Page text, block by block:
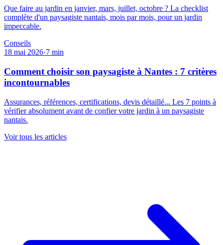
Que faire au jardin en janvier, mars, juillet, octobre ? La checklist
complète d'un paysagiste nantais, mois par mois, pour un jardin
impeccable.
Conseils
18 mai 2026·7 min
Comment choisir son paysagiste à Nantes : 7 critères
incontournables
Assurances, références, certifications, devis détaillé... Les 7 points à
vérifier absolument avant de confier votre jardin à un paysagiste
nantais.
Voir tous les articles